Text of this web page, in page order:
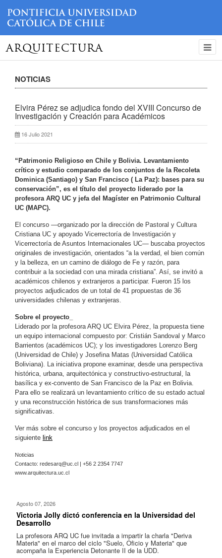
ARQUITECTURA
NOTICIAS
Elvira Pérez se adjudica fondo del XVIII Concurso de
Investigación y Creación para Académicos
16 Julio 2021
“Patrimonio Religioso en Chile y Bolivia. Levantamiento
crítico y estudio comparado de los conjuntos de la Recoleta
Dominica (Santiago) y San Francisco ( La Paz): bases para su
conservación”, es el título del proyecto liderado por la
profesora ARQ UC y jefa del Magíster en Patrimonio Cultural
UC (MAPC).
El concurso —organizado por la dirección de Pastoral y Cultura
Cristiana UC y apoyado Vicerrectoría de Investigación y
Vicerrectoría de Asuntos Internacionales UC— buscaba proyectos
originales de investigación, orientados “a la verdad, el bien común
y la belleza, en un camino de diálogo de Fe y razón, para
contribuir a la sociedad con una mirada cristiana”. Así, se invitó a
académicos chilenos y extranjeros a participar. Fueron 15 los
proyectos adjudicados de un total de 41 propuestas de 36
universidades chilenas y extranjeras.
Sobre el proyecto_
Liderado por la profesora ARQ UC Elvira Pérez, la propuesta tiene
un equipo internacional compuesto por: Cristián Sandoval y Marco
Barrientos (académicos UC); y los investigadores Lorenzo Berg
(Universidad de Chile) y Josefina Matas (Universidad Católica
Boliviana). La iniciativa propone examinar, desde una perspectiva
histórica, urbana, arquitectónica y constructivo-estructural, la
basílica y ex-convento de San Francisco de la Paz en Bolivia.
Para ello se realizará un levantamiento crítico de su estado actual
y una reconstrucción histórica de sus transformaciones más
significativas.
Ver más sobre el concurso y los proyectos adjudicados en el
siguiente link
Noticias
Contacto: redesarq@uc.cl | +56 2 2354 7747
www.arquitectura.uc.cl
Agosto 07, 2026
Victoria Jolly dictó conferencia en la Universidad del
Desarrollo
La profesora ARQ UC fue invitada a impartir la charla "Deriva
Materia" en el marco del ciclo "Suelo, Oficio y Materia" que
acompaña la Experiencia Detonante II de la UDD.